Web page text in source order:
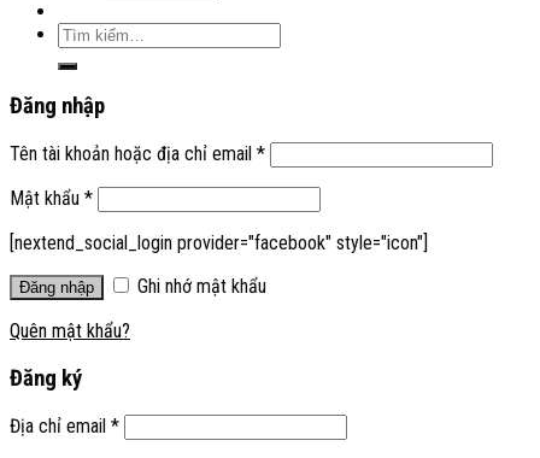
Đăng nhập
Tên tài khoản hoặc địa chỉ email *
Mật khẩu *
[nextend_social_login provider="facebook" style="icon"]
Đăng nhập
Ghi nhớ mật khẩu
Quên mật khẩu?
Đăng ký
Địa chỉ email *